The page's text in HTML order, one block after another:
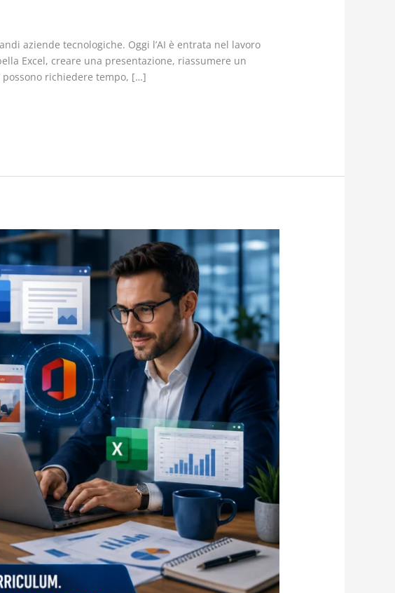
aziende tecnologiche. Oggi l’AI è entrata nel lavoro
Excel, creare una presentazione, riassumere un
richiedere tempo, […]